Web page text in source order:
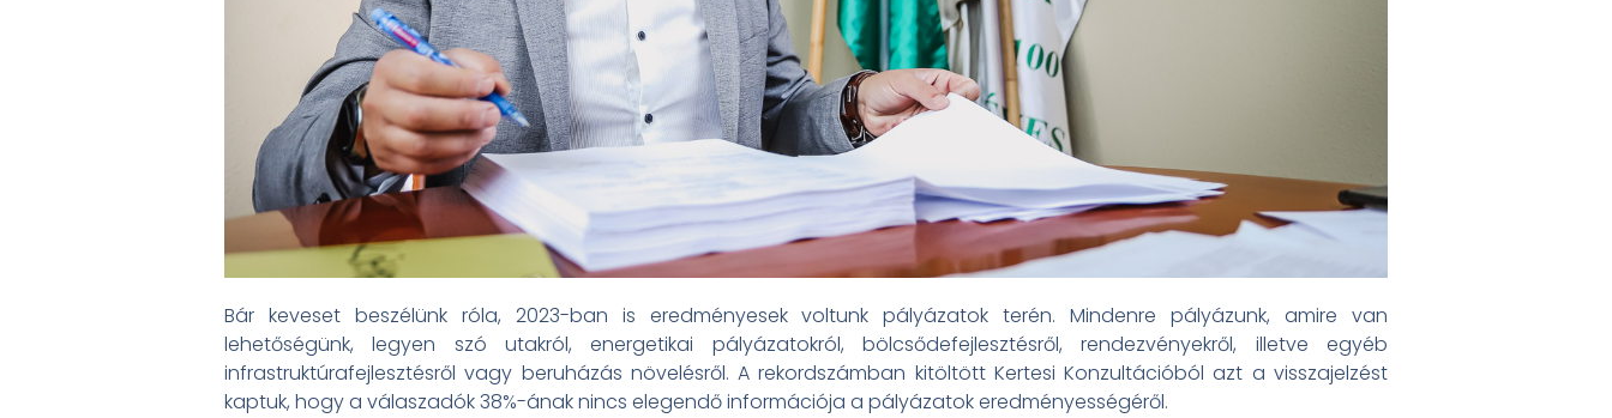
Bár keveset beszélünk róla, 2023-ban is eredményesek voltunk pályázatok terén. Mindenre pályázunk, amire van
lehetőségünk, legyen szó utakról, energetikai pályázatokról, bölcsődefejlesztésről, rendezvényekről, illetve egyéb
infrastruktúrafejlesztésről vagy beruházás növelésről. A rekordszámban kitöltött Kertesi Konzultációból azt a visszajelzést
kaptuk, hogy a válaszadók 38%-ának nincs elegendő információja a pályázatok eredményességéről.